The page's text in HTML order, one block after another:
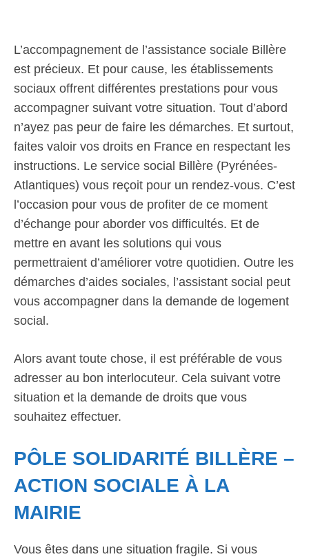
L’accompagnement de l’assistance sociale Billère
est précieux. Et pour cause, les établissements
sociaux offrent différentes prestations pour vous
accompagner suivant votre situation. Tout d’abord
n’ayez pas peur de faire les démarches. Et surtout,
faites valoir vos droits en France en respectant les
instructions. Le service social Billère (Pyrénées-
Atlantiques) vous reçoit pour un rendez-vous. C’est
l’occasion pour vous de profiter de ce moment
d’échange pour aborder vos difficultés. Et de
mettre en avant les solutions qui vous
permettraient d’améliorer votre quotidien. Outre les
démarches d’aides sociales, l’assistant social peut
vous accompagner dans la demande de logement
social.
Alors avant toute chose, il est préférable de vous
adresser au bon interlocuteur. Cela suivant votre
situation et la demande de droits que vous
souhaitez effectuer.
PÔLE SOLIDARITÉ BILLÈRE –
ACTION SOCIALE À LA
MAIRIE
Vous êtes dans une situation fragile. Si vous